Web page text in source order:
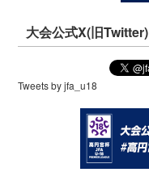
大会公式X(旧Twitter)
Tweets by jfa_u18